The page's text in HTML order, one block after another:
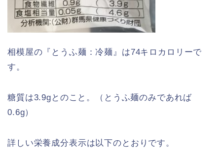
相模屋の『とうふ麺：冷麺』は74キロカロリーで
す。
糖質は3.9gとのこと。（とうふ麺のみであれば
0.6g）
詳しい栄養成分表示は以下のとおりです。